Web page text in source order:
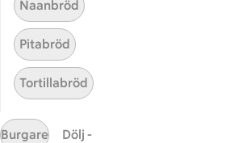
ICAs tjänster
ICA-appen
ICA Scanna
ICA ToGo
Fler appar och tjänster
Naanbröd
Pitabröd
Tortillabröd
Burgare Dölj -